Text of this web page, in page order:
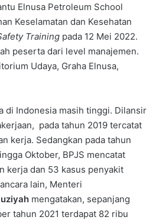
Elnusa Petroleum School
Keselamatan dan Kesehatan
Training pada 12 Mei 2022.
peserta dari level manajemen.
Udaya, Graha Elnusa,
di Indonesia masih tinggi. Dilansir
pada tahun 2019 tercatat
kerja. Sedangkan pada tahun
Oktober, BPJS mencatat
kerja dan 53 kasus penyakit
lain, Menteri
mengatakan, sepanjang
tahun 2021 terdapat 82 ribu